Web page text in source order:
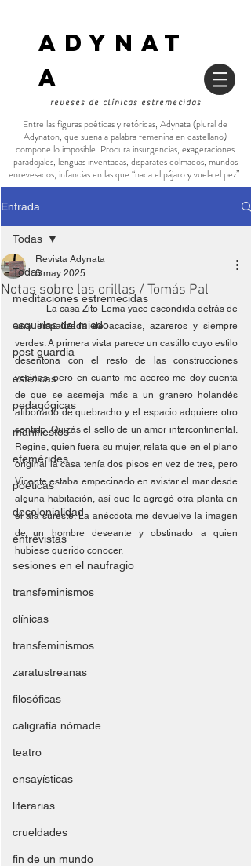
ADYNAT
a
reveses de clínicas estremecidas
Entre las figuras poéticas y retóricas, Adynata (plural de
Adynaton, que suena a palabra femenina en castellano)
compone lo imposible. Procura insurgencias, exageraciones
paradojales, lenguas inventadas, disparates colmados, mundos
enrevesados, infancias en las que “nada el pájaro y vuela el pez”.
Entrada
Todas
meditaciones estremecidas
esquirlas del miedo
post guardia
esteticas
pedagógicas
manifiestos
efemérides
poéticas
decolonialidad
entrevistas
sesiones en el naufragio
transfeminismos
clínicas
transfeminismos
zaratustreanas
filosóficas
caligrafía nómade
teatro
ensayísticas
literarias
crueldades
fin de un mundo
Todas
Notas sobre las orillas / Tomás Pal
Revista Adynata
6 may 2025
una empalizada de acacias, azareros y siempre
verdes. A primera vista parece un castillo cuyo estilo
desentona con el resto de las construcciones
vecinas, pero en cuanto me acerco me doy cuenta
de que se asemeja más a un granero holandés
atiborrado de quebracho y el espacio adquiere otro
sentido. Quizás el sello de un amor intercontinental.
Regine, quien fuera su mujer, relata que en el plano
original la casa tenía dos pisos en vez de tres, pero
Vicente estaba empecinado en avistar el mar desde
alguna habitación, así que le agregó otra planta en
el ala sureste. La anécdota me devuelve la imagen
de un hombre deseante y obstinado a quien
hubiese querido conocer.